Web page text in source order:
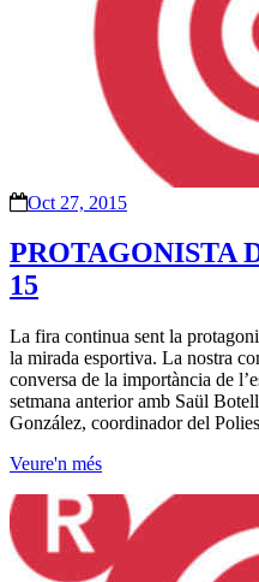
Oct 27, 2015
PROTAGONISTA
15
La fira continua sent la
la mirada esportiva. La nostra
conversa de la importància de
setmana anterior amb Saül
González, coordinador del
Veure'n més